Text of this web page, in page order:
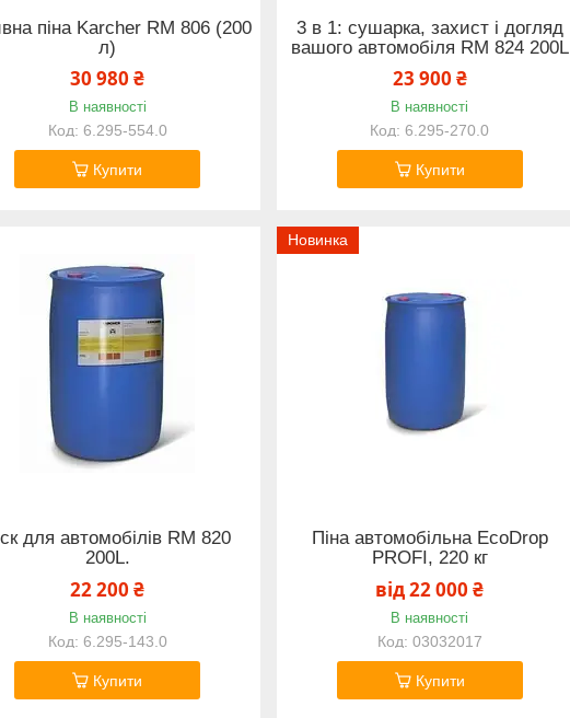
піна Karcher RM 806 (200
л)
30 980 ₴
В наявності
6.295-554.0
Купити
3 в 1: сушарка, захист і догляд
вашого автомобіля RM 824 200L
23 900 ₴
В наявності
6.295-270.0
Купити
для автомобілів RM 820
200L.
22 200 ₴
В наявності
6.295-143.0
Купити
Новинка
Піна автомобільна EcoDrop
PROFI, 220 кг
від 22 000 ₴
В наявності
03032017
Купити